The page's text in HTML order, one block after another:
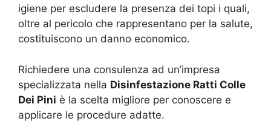
igiene per escludere la presenza dei topi i quali,
oltre al pericolo che rappresentano per la salute,
costituiscono un danno economico.
Richiedere una consulenza ad un’impresa
specializzata nella Disinfestazione Ratti Colle
Dei Pini è la scelta migliore per conoscere e
applicare le procedure adatte.